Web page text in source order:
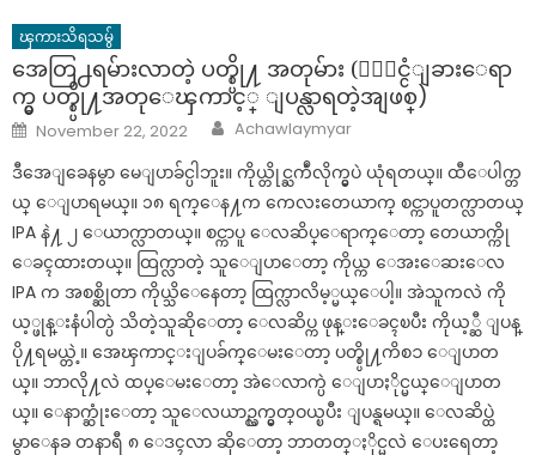
ၾကားသိရသမွ်
အေတြ႕ရမ်ားလာတဲ့ ပတ္စ္ပို႔ အတုမ်ား (ႏိုင္ငံျခားေရာ
က္မွ ပတ္စ္ပို႔အတုေၾကာင့္ ျပန္လာရတဲ့အျဖစ္)
Posted
on
November 22, 2022 Author
Achawlaymyar
ဒီအေျခေနမွာ မေျပာခ်င္ပါဘူး။ ကိုယ္တိုင္ႀကဳံလိုက္မွပဲ ယုံရတယ္။ ထီေပါက္တ
ယ္ ေျပာရမယ္။ ၁၈ ရက္ေန႔က ကေလးတေယာက္ စင္ကာပူတက္လာတယ္
IPA နဲ႔ ၂ ေယာက္လာတယ္။ စင္ကာပူ ေလဆိပ္ေရာက္ေတာ့ တေယာက္ကို
ေခၚထားတယ္။ ထြက္လာတဲ့ သူေျပာေတာ့ ကိုယ္က ေအးေဆးေလ
IPA က အစစ္ဆိုတာ ကိုယ္သိေနေတာ့ ထြက္လာလိမ့္မယ္ေပါ့။ အဲသူကလဲ ကို
ယ့္ဖုန္းနံပါတ္ပဲ သိတဲ့သူဆိုေတာ့ ေလဆိပ္က ဖုန္းေခၚၿပီး ကိုယ့္ဆီ ျပန္
ပို႔ရမယ္တဲ့။ အေၾကာင္းျပခ်က္ေမးေတာ့ ပတ္စ္ပို႔ကိစၥ ေျပာတ
ယ္။ ဘာလို႔လဲ ထပ္ေမးေတာ့ အဲေလာက္ပဲ ေျပာႏိုင္မယ္ေျပာတ
ယ္။ ေနာက္ဆုံးေတာ့ သူေလယာဥ္လက္မွတ္ဝယ္ၿပီး ျပန္ရမယ္။ ေလဆိပ္ထဲ
မွာေနခ တနာရီ ၈ ေဒၚလာ ဆိုေတာ့ ဘာတတ္ႏိုင္မလဲ ေပးရေတာ့